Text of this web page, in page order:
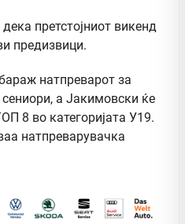
претстојниот викенд
предизвици.
натпреварот за
а Јакимовски ќе
8 во категоријата У19.
натпреварувачка